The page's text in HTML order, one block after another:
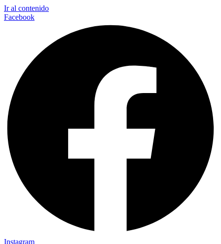
Ir al contenido
Facebook
Instagram